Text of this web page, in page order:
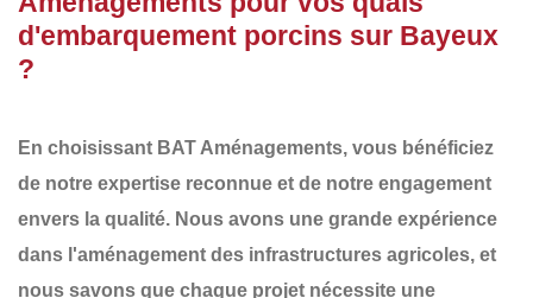
d'embarquement porcins sur Bayeux
?
En choisissant BAT Aménagements, vous bénéficiez
de notre expertise reconnue et de notre engagement
envers la qualité. Nous avons une grande expérience
dans l'aménagement des infrastructures agricoles, et
nous savons que chaque projet nécessite une